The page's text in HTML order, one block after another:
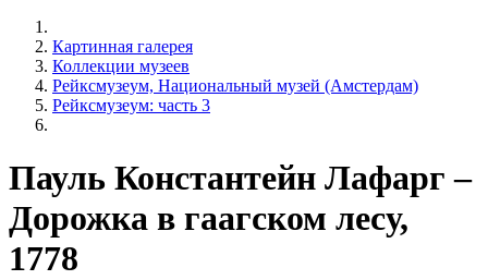
Картинная галерея
Коллекции музеев
Рейксмузеум, Национальный музей (Амстердам)
Рейксмузеум: часть 3
Пауль Константейн Лафарг –
Дорожка в гаагском лесу,
1778